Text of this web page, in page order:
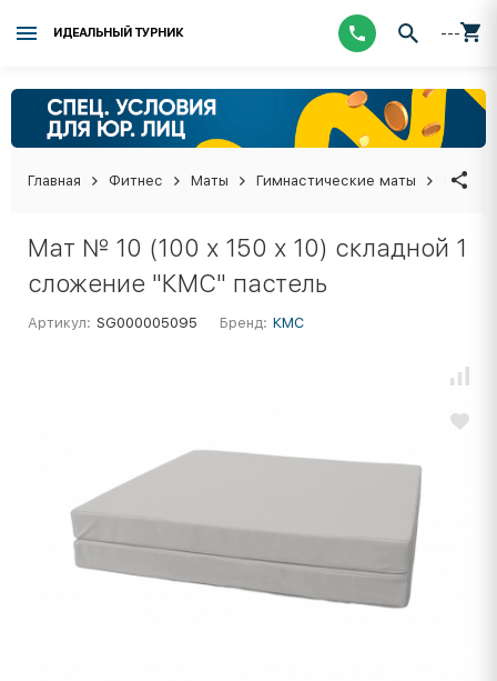
ИДЕАЛЬНЫЙ ТУРНИК ---
Главная Фитнес Маты Гимнастические маты Мат №
Мат № 10 (100 х 150 х 10) складной 1
сложение "КМС" пастель
Артикул: SG000005095 Бренд: КМС